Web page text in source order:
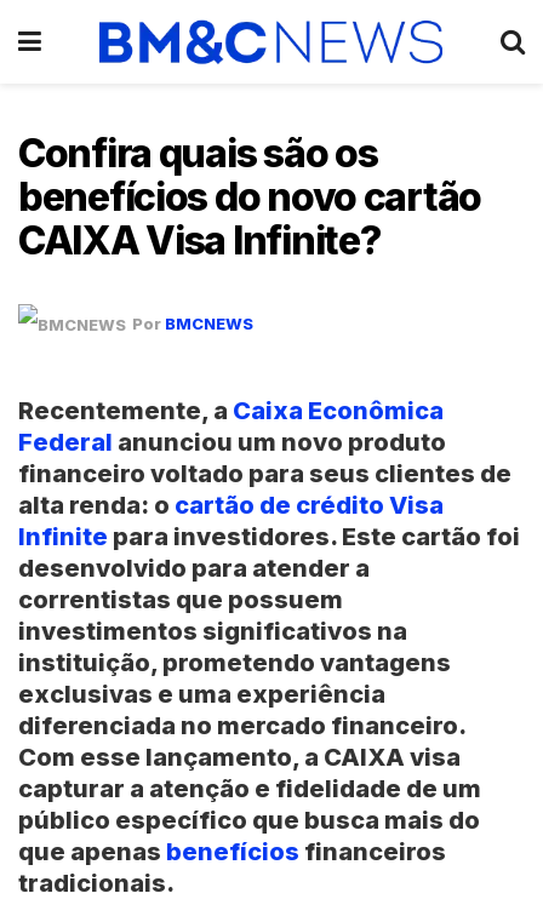
Confira quais são os
benefícios do novo cartão
CAIXA Visa Infinite?
Por BMCNEWS
Recentemente, a Caixa Econômica
Federal anunciou um novo produto
financeiro voltado para seus clientes de
alta renda: o cartão de crédito Visa
Infinite para investidores. Este cartão foi
desenvolvido para atender a
correntistas que possuem
investimentos significativos na
instituição, prometendo vantagens
exclusivas e uma experiência
diferenciada no mercado financeiro.
Com esse lançamento, a CAIXA visa
capturar a atenção e fidelidade de um
público específico que busca mais do
que apenas benefícios financeiros
tradicionais.